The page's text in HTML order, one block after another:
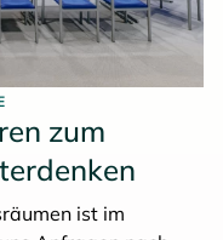
zum
ist im